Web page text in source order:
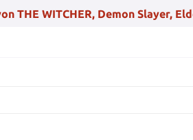
THE WITCHER, Demon Slayer,